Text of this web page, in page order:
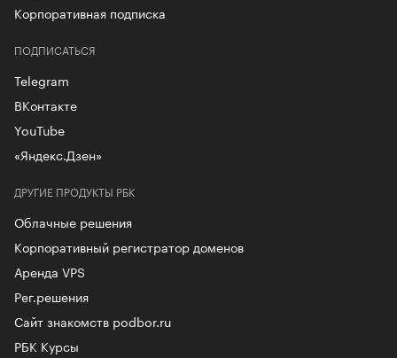
Корпоративная подписка
ДРУГИЕ ПРОДУКТЫ РБК
Облачные решения
Корпоративный регистратор доменов
Аренда VPS
Рег.решения
Сайт знакомств podbor.ru
РБК Курсы
ПОДПИСАТЬСЯ
Telegram
ВКонтакте
YouTube
«Яндекс.Дзен»